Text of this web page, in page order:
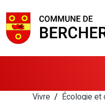
Vivre
Écologie et